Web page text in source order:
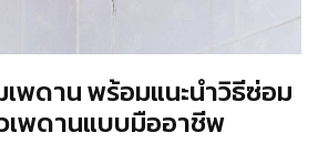
เพดาน พร้อมแนะนำวิธีซ่อม
เพดานแบบมืออาชีพ